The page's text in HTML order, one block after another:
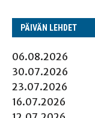
PÄI­VÄN LEHDET
06.08.2026
30.07.2026
23.07.2026
16.07.2026